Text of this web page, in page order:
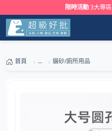
限時活動 3大專區
首頁 ... 貓砂/廁所用品